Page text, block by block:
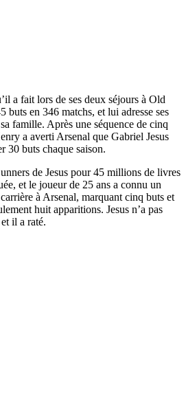
a fait lors de ses deux séjours à Old
buts en 346 matchs, et lui adresse ses
famille. Après une séquence de cinq
a averti Arsenal que Gabriel Jesus
30 buts chaque saison.
de Jesus pour 45 millions de livres
et le joueur de 25 ans a connu un
à Arsenal, marquant cinq buts et
huit apparitions. Jesus n’a pas
il a raté.